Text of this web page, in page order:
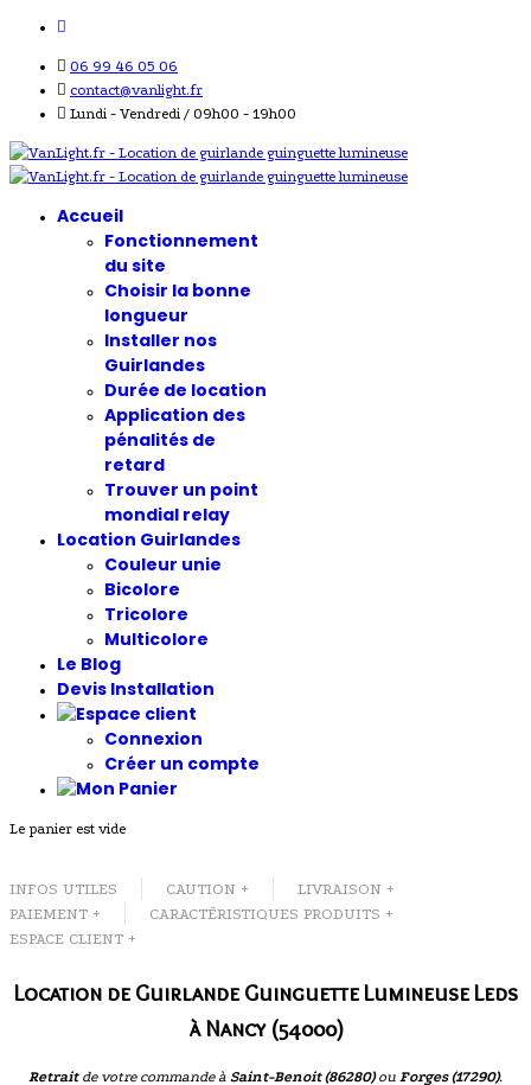
06 99 46 05 06
contact@vanlight.fr
Lundi - Vendredi / 09h00 - 19h00
Accueil
Fonctionnement
du site
Choisir la bonne
longueur
Installer nos
Guirlandes
Durée de location
Application des
pénalités de
retard
Trouver un point
mondial relay
Location Guirlandes
Couleur unie
Bicolore
Tricolore
Multicolore
Le Blog
Devis Installation
Connexion
Créer un compte
Le panier est vide
INFOS UTILES CAUTION +
LIVRAISON +
PAIEMENT +
CARACTÉRISTIQUES PRODUITS +
ESPACE CLIENT +
Location de Guirlande Guinguette Lumineuse Leds
à Nancy (54000)
Retraitde votre commande à Saint-Benoit (86280)ou Forges (17290).